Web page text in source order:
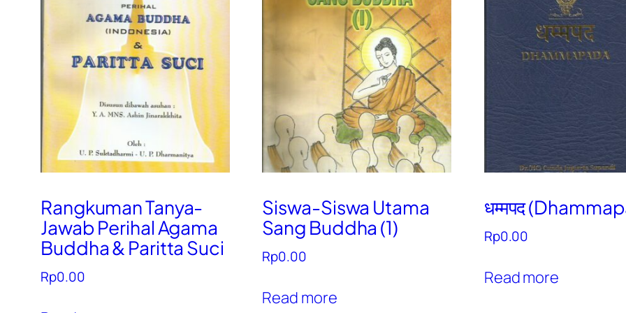
Rangkuman Tanya-
Jawab Perihal Agama
Buddha & Paritta Suci
Rp0.00
Siswa-Siswa Utama
Sang Buddha (1)
Rp0.00
Read more
धम्मपद
Rp0.00
Read more